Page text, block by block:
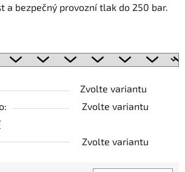
a bezpečný provozní tlak do 250 bar.
Zvolte variantu
Zvolte variantu
Zvolte variantu